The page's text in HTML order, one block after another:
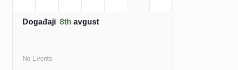
Događaji 8th avgust
No Events